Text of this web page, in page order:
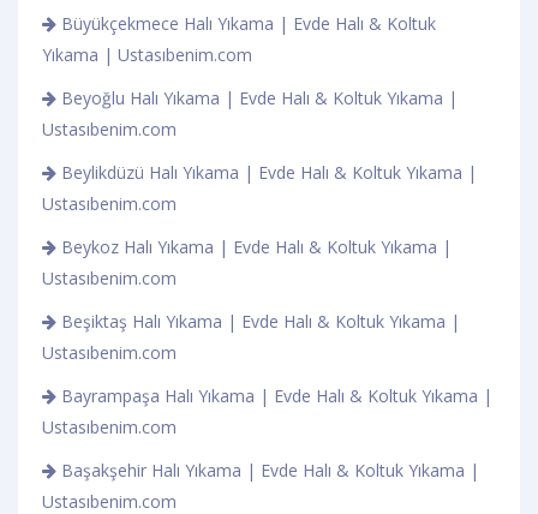
Büyükçekmece Halı Yıkama | Evde Halı & Koltuk
Yıkama | Ustasıbenim.com
Beyoğlu Halı Yıkama | Evde Halı & Koltuk Yıkama |
Ustasıbenim.com
Beylikdüzü Halı Yıkama | Evde Halı & Koltuk Yıkama |
Ustasıbenim.com
Beykoz Halı Yıkama | Evde Halı & Koltuk Yıkama |
Ustasıbenim.com
Beşiktaş Halı Yıkama | Evde Halı & Koltuk Yıkama |
Ustasıbenim.com
Bayrampaşa Halı Yıkama | Evde Halı & Koltuk Yıkama |
Ustasıbenim.com
Başakşehir Halı Yıkama | Evde Halı & Koltuk Yıkama |
Ustasıbenim.com